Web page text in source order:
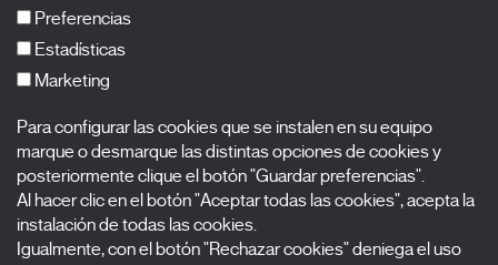
Nombre
Apellidos
Correo electrónico
Preferencias
Estadísticas
Marketing
Para configurar las cookies que se instalen en su equipo
marque o desmarque las distintas opciones de cookies y
posteriormente clique el botón "Guardar preferencias".
Al hacer clic en el botón "Aceptar todas las cookies", acepta la
instalación de todas las cookies.
Igualmente, con el botón "Rechazar cookies" deniega el uso